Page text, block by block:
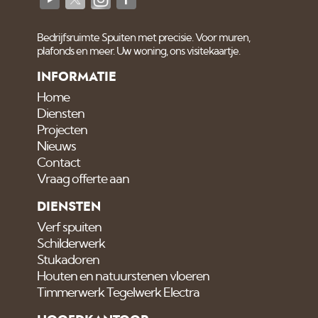
Bedrijfsruimte Spuiten met precisie. Voor muren,
plafonds en meer. Uw woning, ons visitekaartje.
INFORMATIE
Home
Diensten
Projecten
Nieuws
Contact
Vraag offerte aan
DIENSTEN
Verf spuiten
Schilderwerk
Stukadoren
Houten en natuurstenen vloeren
Timmerwerk Tegelwerk Electra